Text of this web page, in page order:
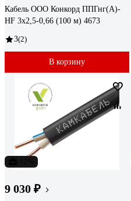
Кабель ООО Конкорд ППГнг(А)-
НF 3x2,5-0,66 (100 м) 4673
3(2)
В корзину
9 030 ₽